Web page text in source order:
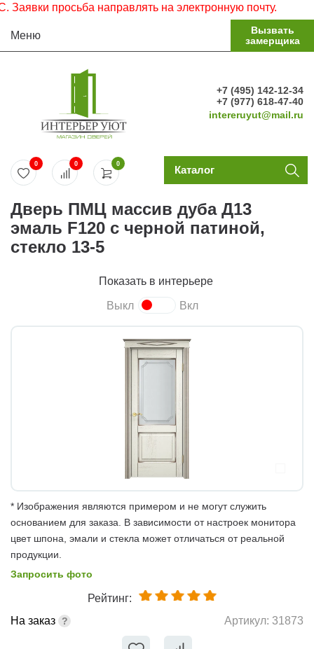
просьба направлять на электронную почту.
Меню
Вызвать
замерщика
+7 (495) 142-12-34
+7 (977) 618-47-40
intereruyut@mail.ru
0
0 0 Каталог
Дверь ПМЦ массив дуба Д13
эмаль F120 с черной патиной,
стекло 13-5
Показать в интерьере
Выкл Вкл
* Изображения являются примером и не могут служить
основанием для заказа. В зависимости от настроек монитора
цвет шпона, эмали и стекла может отличаться от реальной
продукции.
Запросить фото
Рейтинг:
На заказ
Артикул: 31873